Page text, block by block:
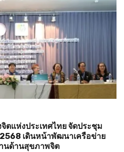
ตแห่งประเทศไทย จัดประชุม
เดินหน้าพัฒนาเครือข่าย
นด้านสุขภาพจิต